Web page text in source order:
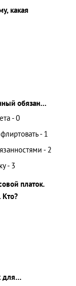
какая
обязан…
- 0
- 1
- 2
- 3
платок.
Кто?
для…